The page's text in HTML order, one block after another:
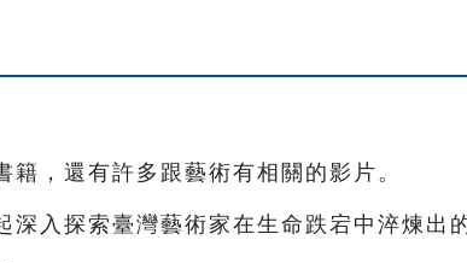
，還有許多跟藝術有相關的影片。
入探索臺灣藝術家在生命跌宕中淬煉出